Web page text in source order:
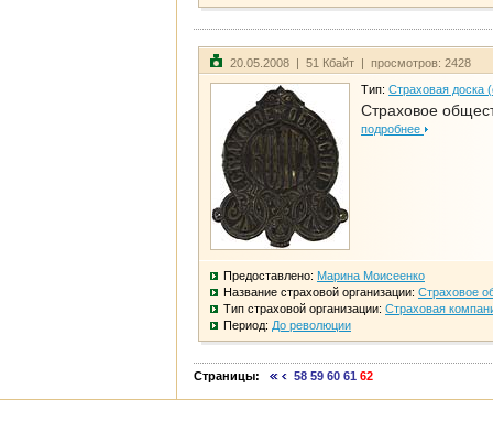
20.05.2008 | 51 Кбайт | просмотров: 2428
Тип: Страховая доска
Страховое
подробнее
Предоставлено: Марина Моисеенко
Название страховой организации: Страховое
Тип страховой организации: Страховая
Период: До революции
Страницы: 58 59 60 61 62